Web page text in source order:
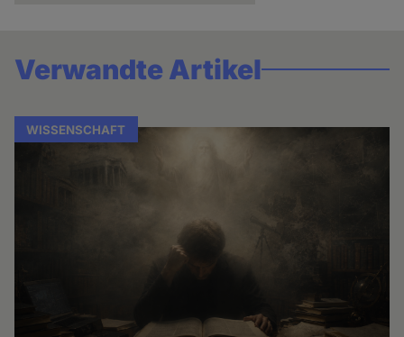
Verwandte Artikel
WISSENSCHAFT